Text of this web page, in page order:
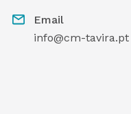
Email
info@cm-tavira.pt